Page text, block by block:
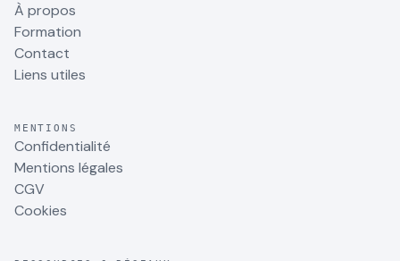
À propos
Formation
Contact
Liens utiles
MENTIONS
Confidentialité
Mentions légales
CGV
Cookies